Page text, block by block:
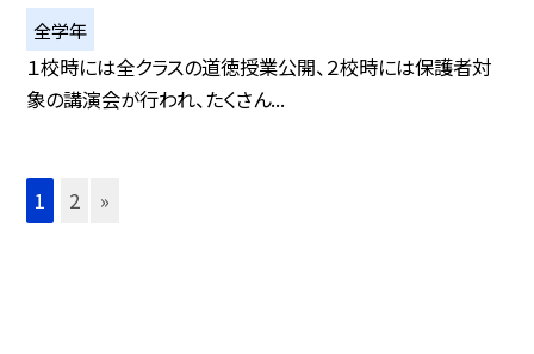
全学年
１校時には全クラスの道徳授業公開、２校時には保護者対
象の講演会が行われ、たくさん...
1 2 »